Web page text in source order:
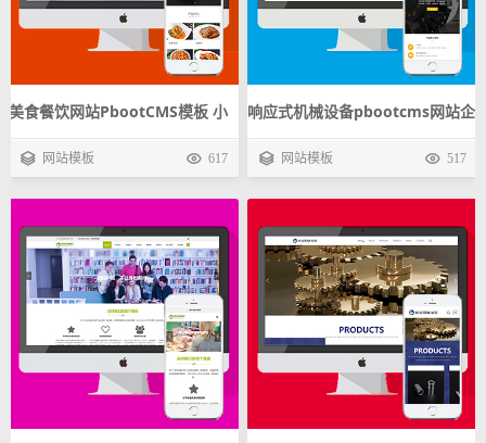
美食餐饮网站PbootCMS模板 小
吃加盟PC+WAP企业网站源码下
网站模板 617
响应式机械设备pbootcms网站企
业模板 五金动力刀座手机自适应
网站模板 517